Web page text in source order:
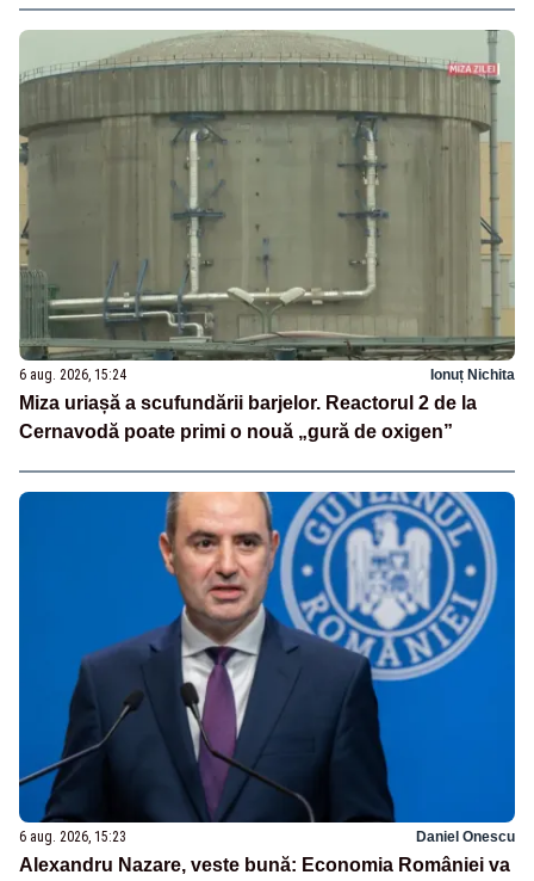
6 aug. 2026, 15:24 Ionuț Nichita
Miza uriașă a scufundării barjelor. Reactorul 2 de la
Cernavodă poate primi o nouă „gură de oxigen”
6 aug. 2026, 15:23 Daniel Onescu
Alexandru Nazare, veste bună: Economia României va